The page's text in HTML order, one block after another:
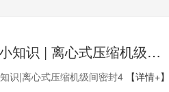
鑫钻小知识 | 离心式压缩机级间密封4
识|离心式压缩机级间密封4 【详情+】